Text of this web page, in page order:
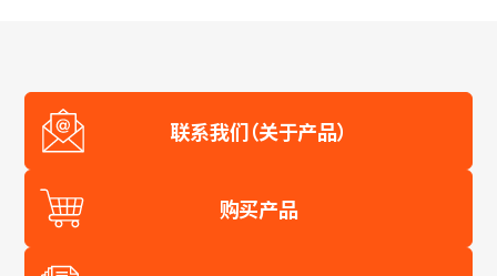
联系我们（关于产品）
购买产品